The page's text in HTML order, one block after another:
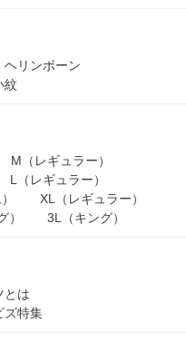
ヘリンボーン
紋
M（レギュラー）
L（レギュラー）
XL（レギュラー）
） 3L（キング）
とは
ズ特集